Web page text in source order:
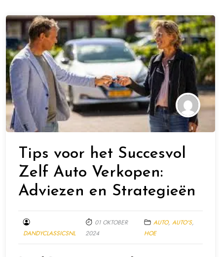
Tips voor het Succesvol
Zelf Auto Verkopen:
Adviezen en Strategieën
DANDYCLASSICSNL
01 OKTOBER
2024
AUTO, AUTO'S,
HOE